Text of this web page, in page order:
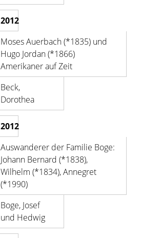
2012
Moses Auerbach (*1835) und
Hugo Jordan (*1866)
Amerikaner auf Zeit
Beck,
Dorothea
2012
Auswanderer der Familie Boge:
Johann Bernard (*1838),
Wilhelm (*1834), Annegret
(*1990)
Boge, Josef
und Hedwig